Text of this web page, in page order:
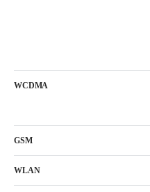
WCDMA
GSM
WLAN